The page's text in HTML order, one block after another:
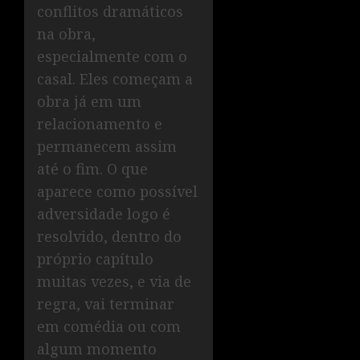
conflitos dramáticos
na obra,
especialmente com o
casal. Eles começam a
obra já em um
relacionamento e
permanecem assim
até o fim. O que
aparece como possível
adversidade logo é
resolvido, dentro do
próprio capítulo
muitas vezes, e via de
regra, vai terminar
em comédia ou com
algum momento